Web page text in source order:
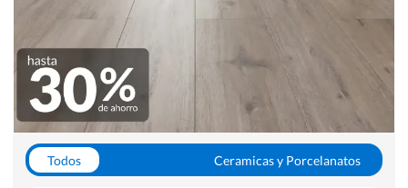
Todos
Ceramicas y Porcelanatos